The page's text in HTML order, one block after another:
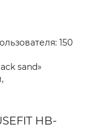
150
sand»
HB-